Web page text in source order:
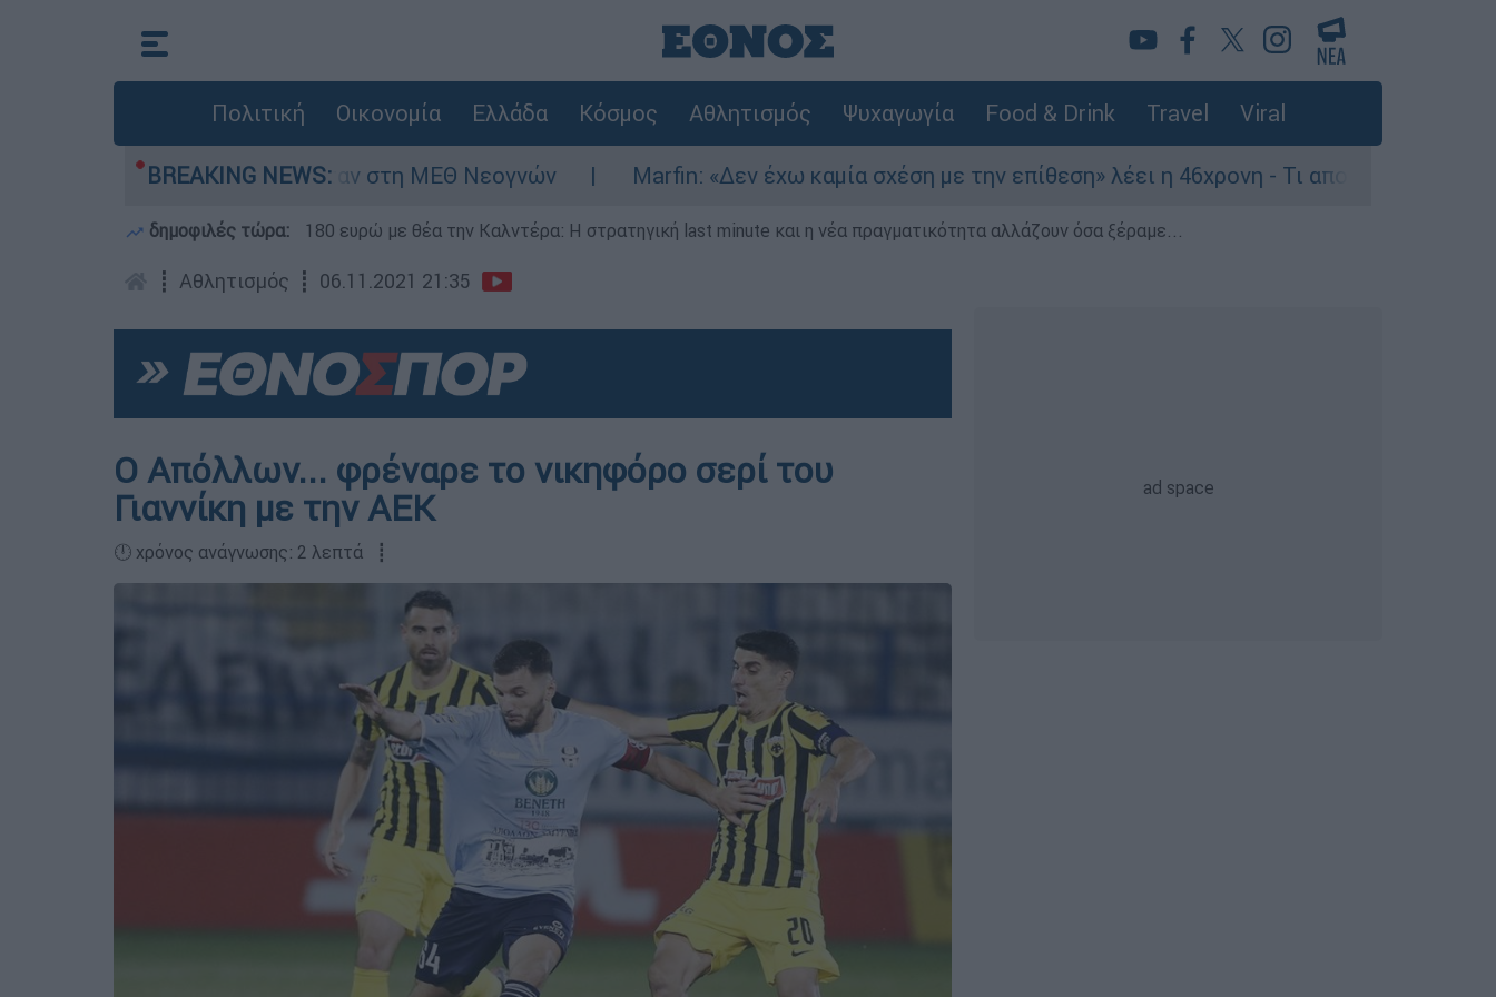
Πολιτική Οικονομία Ελλάδα Κόσμος Αθλητισμός Ψυχαγωγία Food & Drink Travel Viral
BREAKING NEWS:
ημερών - Νοσηλευόταν στη ΜΕΘ Νεογνών Marfin: «Δεν έχω καμία σχέση με την επίθεση» λέει η 46χρονη - Τι αποκάλυψε στους
δημοφιλές τώρα: 180 ευρώ με θέα την Καλντέρα: Η στρατηγική last minute και η νέα πραγματικότητα αλλάζουν όσα ξέραμε...
┋ Αθλητισμός ┋ 06.11.2021 21:35
Ο Απόλλων... φρέναρε το νικηφόρο σερί του
Γιαννίκη με την ΑΕΚ
🕛 χρόνος ανάγνωσης: 2 λεπτά ┋